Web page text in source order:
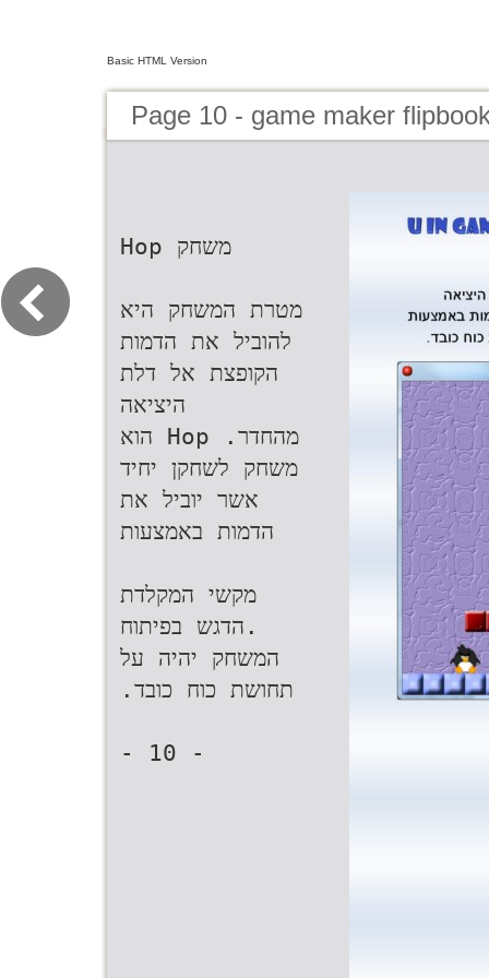
Basic HTML Version
Page 10 - game maker
‫משחק ‪Hop‬‬
‫מטרת המשחק היא
להוביל את הדמות
הקופצת אל דלת
היציאה‬
‫מהחדר‪ Hop .‬הוא
משחק לשחקן יחיד
אשר יוביל את
הדמות באמצעות‬
.‬הדגש בפיתוח
המשחק יהיה על
תחושת כוח כובד‪.‬‬